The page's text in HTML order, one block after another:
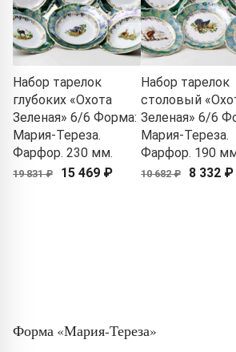
Набор тарелок
глубоких «Охота
Зеленая» 6/6 Форма:
Мария-Тереза.
Фарфор. 230 мм.
19 831 ₽ 15 469 ₽
Набор тарелок
столовый
Зеленая» 6/6
Мария-Тереза.
Фарфор. 190
10 682 ₽ 8 332 ₽
Форма «Мария-Тереза»